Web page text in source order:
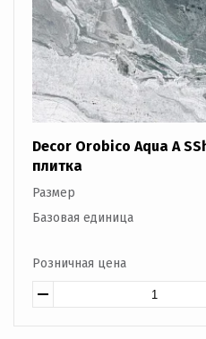
Decor Orobico Aqua A
плитка
Размер
Базовая единица
Розничная цена